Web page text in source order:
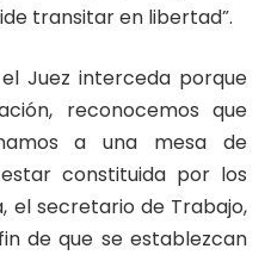
transitar en libertad”.
Juez interceda porque
reconocemos que
a una mesa de
constituida por los
el secretario de Trabajo,
de que se establezcan